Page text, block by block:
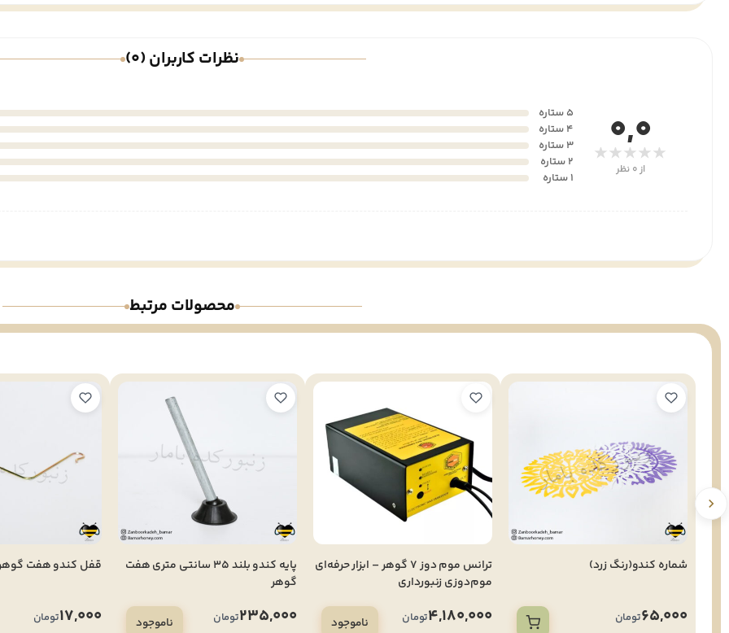
نظرات کاربران (0)
0,0
★★★★★
از 0 نظر
5 ستاره
4 ستاره
3 ستاره
2 ستاره
1 ستاره
محصولات مرتبط
شماره کندو(رنگ زرد)
65,000تومان
ترانس موم دوز 7 گوهر – ابزار حرفه‌ای
موم‌دوزی زنبورداری
4,180,000تومان ناموجود
پایه کندو بلند 35 سانتی متری هفت
گوهر
235,000تومان ناموجود
قفل کندو هفت
17,000تومان